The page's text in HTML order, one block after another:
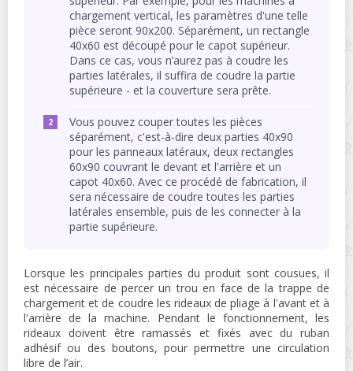
chargement vertical, les paramètres d'une telle
pièce seront 90x200. Séparément, un rectangle
40x60 est découpé pour le capot supérieur.
Dans ce cas, vous n’aurez pas à coudre les
parties latérales, il suffira de coudre la partie
supérieure - et la couverture sera prête.
Vous pouvez couper toutes les pièces
séparément, c'est-à-dire deux parties 40x90
pour les panneaux latéraux, deux rectangles
60x90 couvrant le devant et l'arrière et un
capot 40x60. Avec ce procédé de fabrication, il
sera nécessaire de coudre toutes les parties
latérales ensemble, puis de les connecter à la
partie supérieure.
Lorsque les principales parties du produit sont cousues, il
est nécessaire de percer un trou en face de la trappe de
chargement et de coudre les rideaux de pliage à l'avant et à
l'arrière de la machine. Pendant le fonctionnement, les
rideaux doivent être ramassés et fixés avec du ruban
adhésif ou des boutons, pour permettre une circulation
libre de l’air.